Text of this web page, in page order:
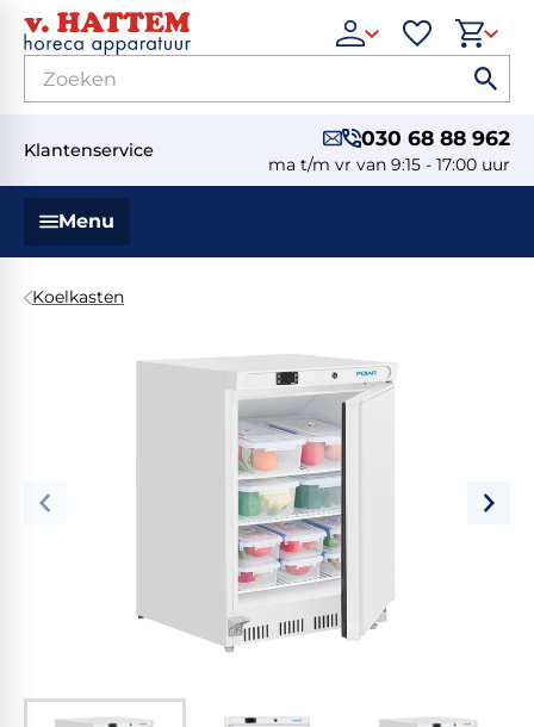
Klantenservice 030 68 88 962
ma t/m vr van 9:15 - 17:00 uur
Menu
Koelkasten